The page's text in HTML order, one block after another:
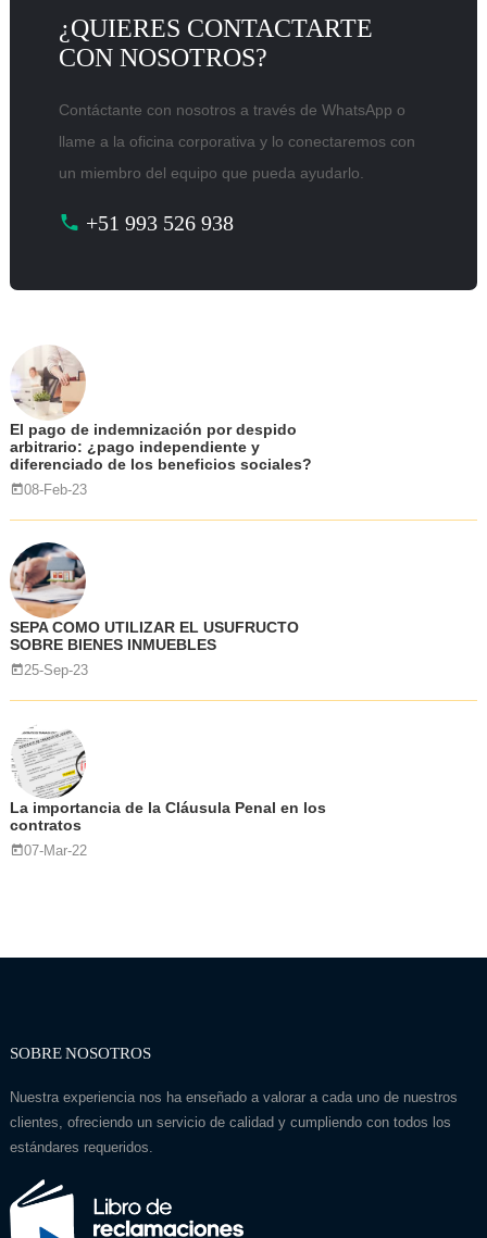
¿QUIERES CONTACTARTE
CON NOSOTROS?
Contáctante con nosotros a través de WhatsApp o
llame a la oficina corporativa y lo conectaremos con
un miembro del equipo que pueda ayudarlo.
+51 993 526 938
El pago de indemnización por despido
arbitrario: ¿pago independiente y
diferenciado de los beneficios sociales?
08-Feb-23
SEPA COMO UTILIZAR EL USUFRUCTO
SOBRE BIENES INMUEBLES
25-Sep-23
La importancia de la Cláusula Penal en los
contratos
07-Mar-22
SOBRE NOSOTROS
Nuestra experiencia nos ha enseñado a valorar a cada uno de nuestros
clientes, ofreciendo un servicio de calidad y cumpliendo con todos los
estándares requeridos.